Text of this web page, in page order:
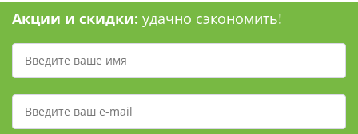
Акции и скидки: удачно сэкономить!